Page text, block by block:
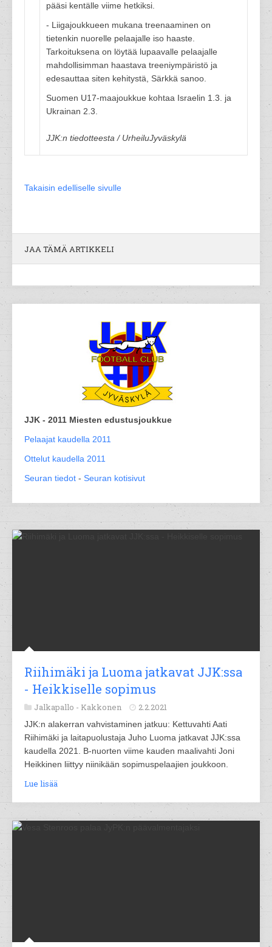
pääsi kentälle viime hetkiksi.
- Liigajoukkueen mukana treenaaminen on
tietenkin nuorelle pelaajalle iso haaste.
Tarkoituksena on löytää lupaavalle pelaajalle
mahdollisimman haastava treeniympäristö ja
edesauttaa siten kehitystä, Särkkä sanoo.
Suomen U17-maajoukkue kohtaa Israelin 1.3. ja
Ukrainan 2.3.
JJK:n tiedotteesta / UrheiluJyväskylä
Takaisin edelliselle sivulle
JAA TÄMÄ ARTIKKELI
JJK - 2011 Miesten edustusjoukkue
Pelaajat kaudella 2011
Ottelut kaudella 2011
Seuran tiedot - Seuran kotisivut
Riihimäki ja Luoma jatkavat JJK:ssa
- Heikkiselle sopimus
Jalkapallo - Kakkonen 2.2.2021
JJK:n alakerran vahvistaminen jatkuu: Kettuvahti Aati
Riihimäki ja laitapuolustaja Juho Luoma jatkavat JJK:ssa
kaudella 2021. B-nuorten viime kauden maalivahti Joni
Heikkinen liittyy niinikään sopimuspelaajien joukkoon.
Lue lisää